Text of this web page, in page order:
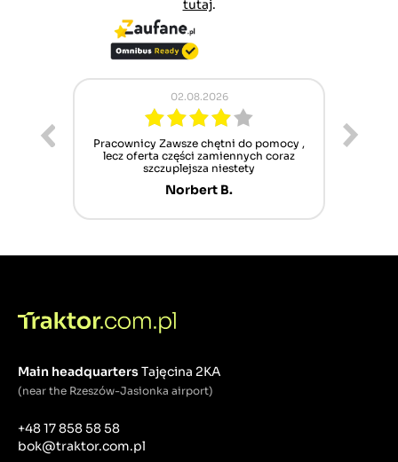
tutaj.
02.08.2026
Pracownicy Zawsze chętni do pomocy ,
lecz oferta części zamiennych coraz
szczuplejsza niestety
Norbert B.
Main headquartersTajęcina 2KA
(near the Rzeszów-Jasionka airport)
+48 17 858 58 58
bok@traktor.com.pl